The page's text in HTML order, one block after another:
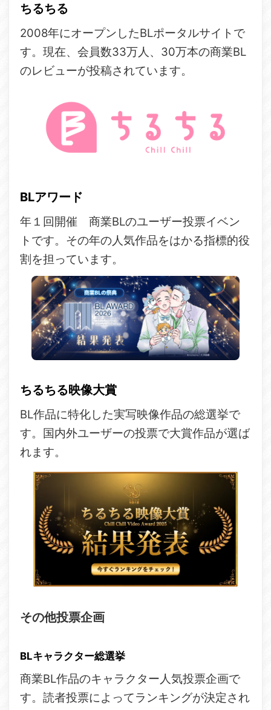
ちるちる
2008年にオープンしたBLポータルサイトで
す。現在、会員数33万人、30万本の商業BL
のレビューが投稿されています。
BLアワード
年１回開催 商業BLのユーザー投票イベン
トです。その年の人気作品をはかる指標的役
割を担っています。
ちるちる映像大賞
BL作品に特化した実写映像作品の総選挙で
す。国内外ユーザーの投票で大賞作品が選ば
れます。
その他投票企画
BLキャラクター総選挙
商業BL作品のキャラクター人気投票企画で
す。読者投票によってランキングが決定され